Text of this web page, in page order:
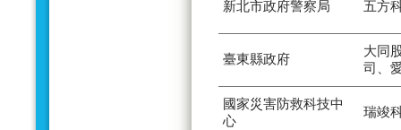
新北市政府警察局 五方
臺東縣政府
大同
司、
國家災害防救科技中
心
瑞竣